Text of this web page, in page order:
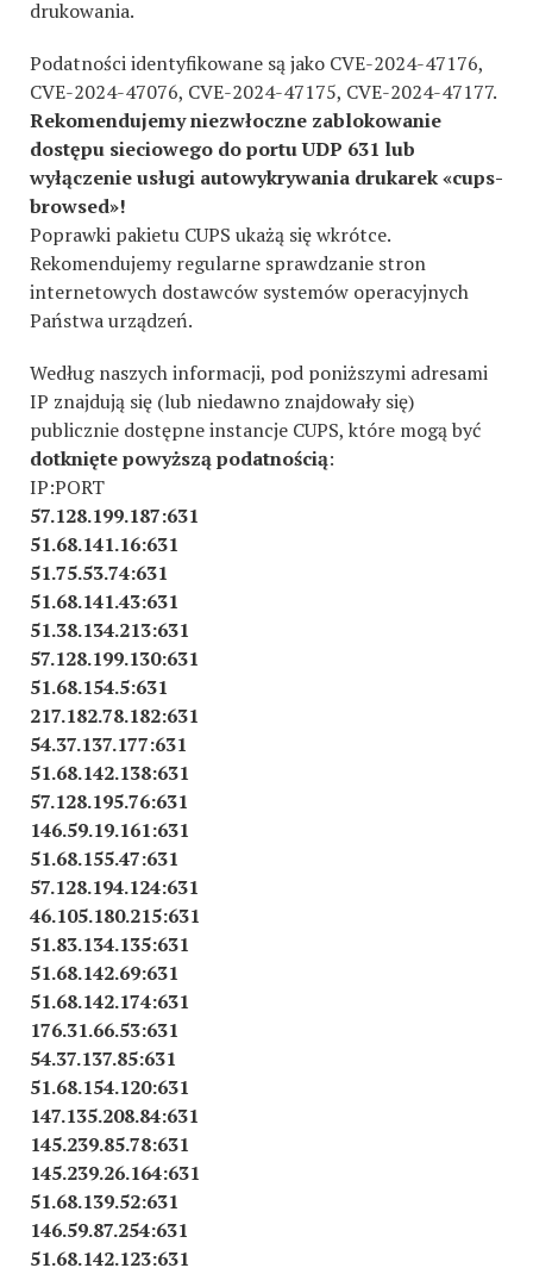
drukowania.
Podatności identyfikowane są jako CVE-2024-47176,
CVE-2024-47076, CVE-2024-47175, CVE-2024-47177.
Rekomendujemy niezwłoczne zablokowanie
dostępu sieciowego do portu UDP 631 lub
wyłączenie usługi autowykrywania drukarek «cups-
browsed»!
Poprawki pakietu CUPS ukażą się wkrótce.
Rekomendujemy regularne sprawdzanie stron
internetowych dostawców systemów operacyjnych
Państwa urządzeń.
Według naszych informacji, pod poniższymi adresami
IP znajdują się (lub niedawno znajdowały się)
publicznie dostępne instancje CUPS, które mogą być
dotknięte powyższą podatnością:
IP:PORT
57.128.199.187:631
51.68.141.16:631
51.75.53.74:631
51.68.141.43:631
51.38.134.213:631
57.128.199.130:631
51.68.154.5:631
217.182.78.182:631
54.37.137.177:631
51.68.142.138:631
57.128.195.76:631
146.59.19.161:631
51.68.155.47:631
57.128.194.124:631
46.105.180.215:631
51.83.134.135:631
51.68.142.69:631
51.68.142.174:631
176.31.66.53:631
54.37.137.85:631
51.68.154.120:631
147.135.208.84:631
145.239.85.78:631
145.239.26.164:631
51.68.139.52:631
146.59.87.254:631
51.68.142.123:631